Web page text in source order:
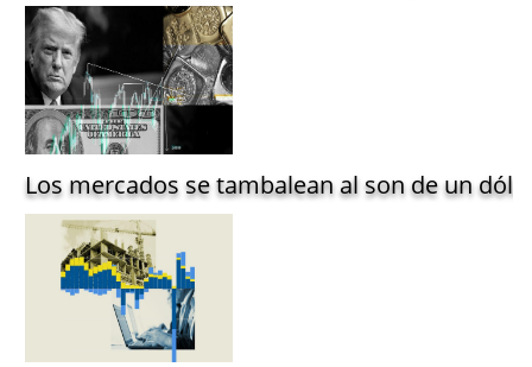
Los mercados se tambalean al son de un